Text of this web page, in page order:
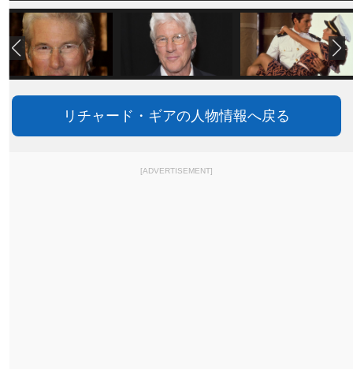
リチャード・ギアの人物情報へ戻る
[ADVERTISEMENT]